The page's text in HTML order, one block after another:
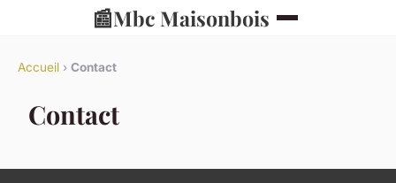
📰Mbc Maisonbois
Accueil › Contact
Contact